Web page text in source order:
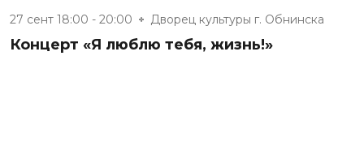
27 сент 18:00 - 20:00 Дворец культуры г. Обнинска
Концерт «Я люблю тебя, жизнь!»